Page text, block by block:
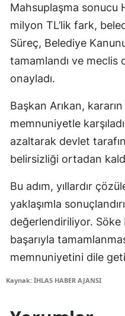
Mahsuplaşma sonucu
milyon TL’lik fark,
Süreç, Belediye
tamamlandı ve meclis
onayladı.
Başkan Arıkan, kararın
memnuniyetle
azaltarak devlet
belirsizliği ortadan
Bu adım, yıllardır
yaklaşımla
değerlendiriliyor. Söke
başarıyla
memnuniyetini dile
Kaynak: İHLAS HABER AJANSI